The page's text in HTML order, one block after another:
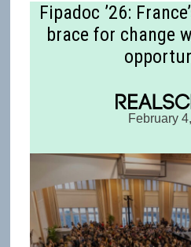
Fipadoc ’26:
brace for change
February